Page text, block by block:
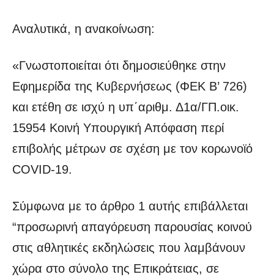
Αναλυτικά, η ανακοίνωση:
«Γνωστοποιείται ότι δημοσιεύθηκε στην
Εφημερίδα της Κυβερνήσεως (ΦΕΚ Β’ 726)
και ετέθη σε ισχύ η υπ΄αριθμ. Δ1α/ΓΠ.οικ.
15954 Κοινή Υπουργική Απόφαση περί
επιβολής μέτρων σε σχέση με τον κορωνοϊό
COVID-19.
Σύμφωνα με το άρθρο 1 αυτής επιβάλλεται
“προσωρινή απαγόρευση παρουσίας κοινού
στις αθλητικές εκδηλώσεις που λαμβάνουν
χώρα στο σύνολο της Επικράτειας, σε